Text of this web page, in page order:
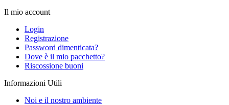
Il mio account
Login
Registrazione
Password dimenticata?
Dove è il mio pacchetto?
Riscossione buoni
Informazioni Utili
Noi e il nostro ambiente